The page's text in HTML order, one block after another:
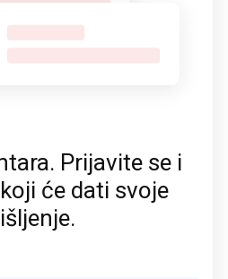
Prijavite se i
će dati svoje